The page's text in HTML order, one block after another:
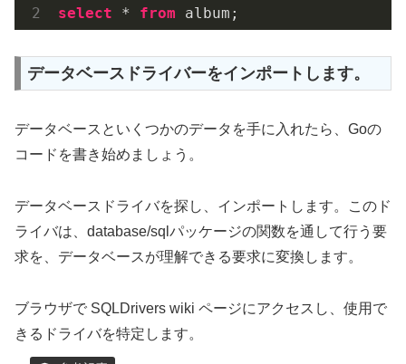
select * from album;
データベースドライバーをインポートします。
データベースといくつかのデータを手に入れたら、Goの
コードを書き始めましょう。
データベースドライバを探し、インポートします。このド
ライバは、database/sqlパッケージの関数を通して行う要
求を、データベースが理解できる要求に変換します。
ブラウザで SQLDrivers wiki ページにアクセスし、使用で
きるドライバを特定します。